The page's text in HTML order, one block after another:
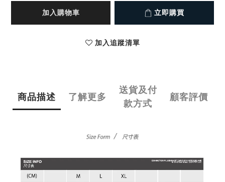
加入購物車 立即購買
加入追蹤清單
商品描述 了解更多
送貨及付
款方式
顧客評價